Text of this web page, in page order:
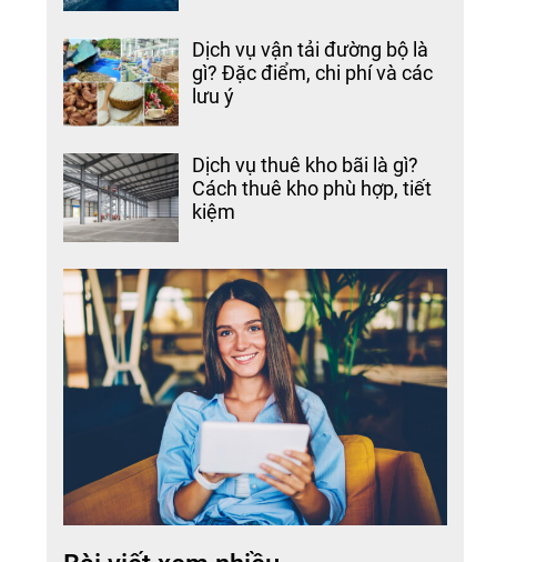
Dịch vụ vận tải đường bộ là
gì? Đặc điểm, chi phí và các
lưu ý
Dịch vụ thuê kho bãi là gì?
Cách thuê kho phù hợp, tiết
kiệm